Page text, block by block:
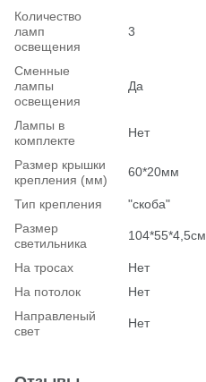
Количество
ламп
освещения
3
Сменные
лампы
освещения
Да
Лампы в
комплекте
Нет
Размер крышки
крепления (мм)
60*20мм
Тип крепления
"скоба"
Размер
светильника
104*55*4,5см
На тросах
Нет
На потолок
Нет
Hаправленый
свет
Нет